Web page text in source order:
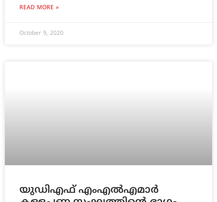
READ MORE »
October 9, 2020
യുഡിഎഫ് എംഎൽഎമാർ